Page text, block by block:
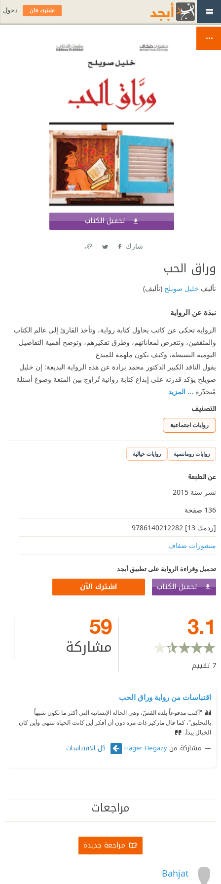
تحميل الكتاب
شارك
وراق الحب
تأليف خليل صويلح (تأليف)
نبذة عن الرواية
الرواية تحكى عن كاتب يحاول كتابة رواية، وتأخذ القارئ إلى عالم الكتاب
والمثقفين، وتتعرض لمعاناتهم، وطرق تفكيرهم، وتوضح أهمية التفاصيل
اليومية البسيطة، وكيف تكون ملهمة للمبدع
يقول الناقد الكبير الدكتور محمد برادة عن هذه الرواية البديعة: إن خليل
صويلح يؤكد قدرته على إبداع كتابة روائية تُزاوج بين المتعة وصوغ أسئلة
مُتحدّرة ... المزيد
التصنيف
روايات اجتماعية
روايات رومانسية روايات خيالية
عن الطبعة
نشر سنة 2015
136 صفحة
[ردمك 13] 9786140212282
منشورات ضفاف
تحميل وقراءة الرواية على تطبيق أبجد
تحميل الكتاب اشترك الآن
3.1
7 تقييم
59
مشاركة
اقتباسات من رواية وراق الحب
"أكتب مدفوعاً بلذة القصّ، وهي الحالة الإنسانية التي أكثر ما تكون شبهاً
بالتحليق"، كما قال ماركيز ذات مرة دون أن أفكر أين كانت الحياة تنتهي وأين كان
الخيال يبدأ.
مشاركة منHager Hegazy كل الاقتباسات
مراجعات
مراجعة جديدة
Bahjat
اشترك الآن دخول